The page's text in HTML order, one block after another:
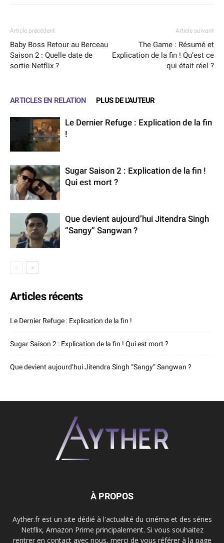
Article précédent
Baby Boss Retour au Berceau
Saison 2 : Quelle date de
sortie Netflix ?
Article suivant
The Game : Résumé et
Explication de la fin ! Qu’est ce
qui était réel ?
ARTICLES EN RELATION PLUS DE L'AUTEUR
Le Dernier Refuge : Explication de la fin
!
Sugar Saison 2 : Explication de la fin !
Qui est mort ?
Que devient aujourd’hui Jitendra Singh
“Sangy” Sangwan ?
Articles récents
Le Dernier Refuge : Explication de la fin !
Sugar Saison 2 : Explication de la fin ! Qui est mort ?
Que devient aujourd’hui Jitendra Singh “Sangy” Sangwan ?
À PROPOS
Ayther.fr est un site dédié à l'actualité du cinéma et des séries
Netflix, Amazon Prime principalement. Si vous souhaitez
rentrer en contact avec nous, merci de vous référer à la page